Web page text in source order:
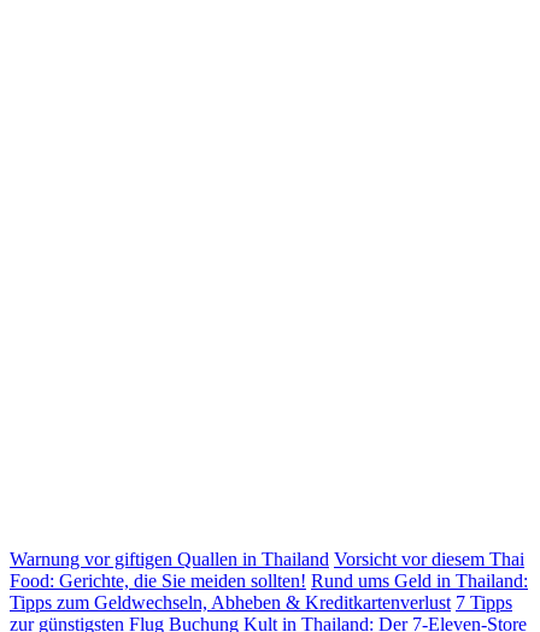
Warnung vor giftigen Quallen in Thailand Vorsicht vor diesem Thai
Food: Gerichte, die Sie meiden sollten! Rund ums Geld in Thailand:
Tipps zum Geldwechseln, Abheben & Kreditkartenverlust 7 Tipps
zur günstigsten Flug Buchung Kult in Thailand: Der 7-Eleven-Store